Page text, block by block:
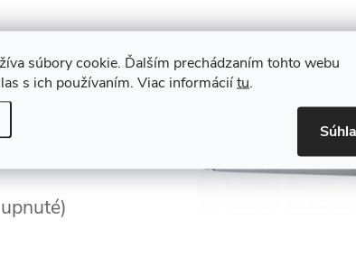
súbory cookie. Ďalším prechádzaním tohto webu
s ich používaním. Viac informáciítu.